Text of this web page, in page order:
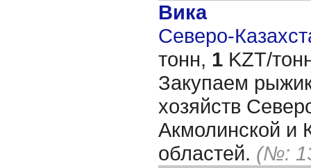
Вика
Северо-
тонн, 1 KZT/
Закупаем
хозяйств
Акмолинской и
областей. (№: